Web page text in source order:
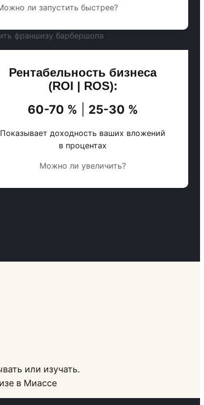
ли запустить быстрее?
Рентабельность бизнеса
(ROI | ROS):
60-70 % 25-30 %
Показывает доходность ваших вложений
в процентах
Можно ли увеличить?
или изучать.
в Миассе